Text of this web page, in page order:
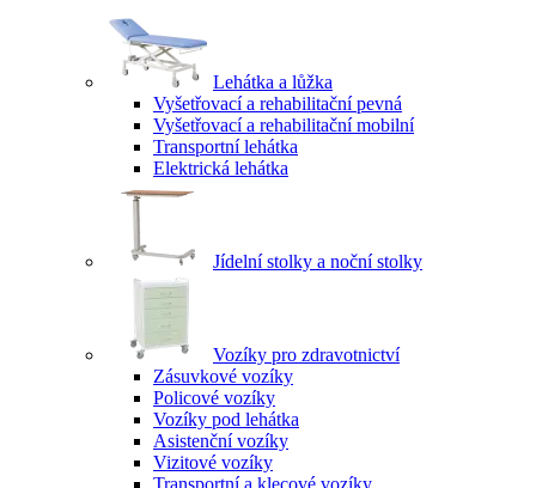
Lehátka a lůžka
Vyšetřovací a rehabilitační pevná
Vyšetřovací a rehabilitační mobilní
Transportní lehátka
Elektrická lehátka
Jídelní stolky a noční stolky
Vozíky pro zdravotnictví
Zásuvkové vozíky
Policové vozíky
Vozíky pod lehátka
Asistenční vozíky
Vizitové vozíky
Transportní a klecové vozíky